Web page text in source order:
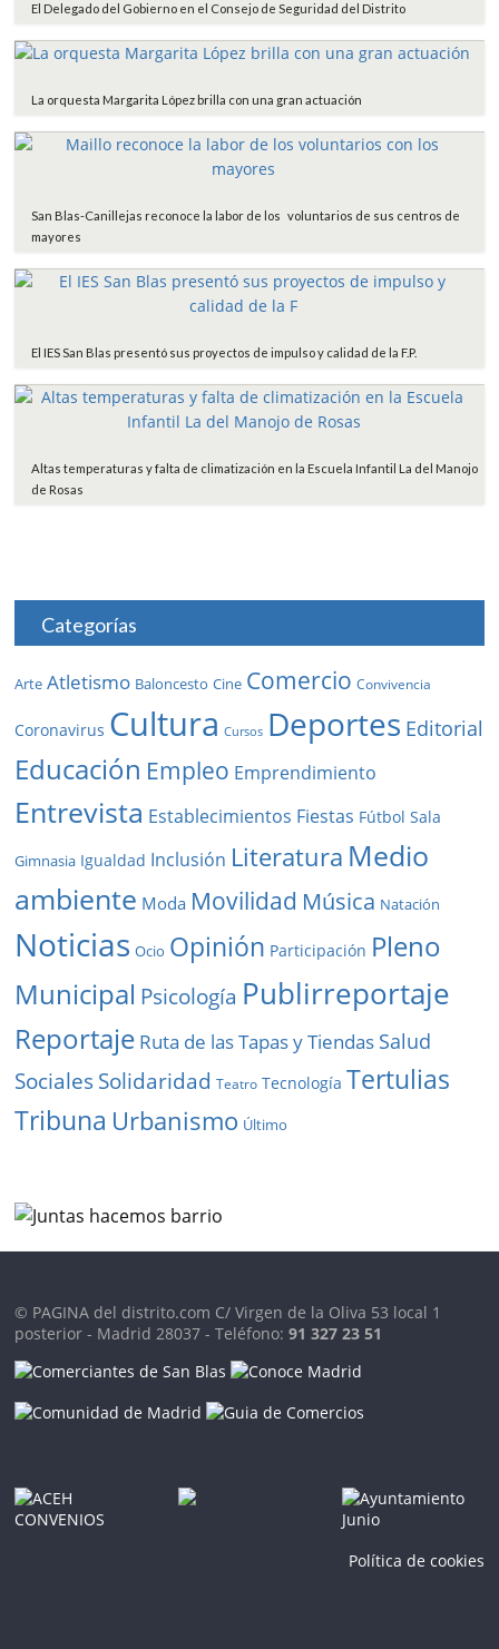
El Delegado del Gobierno en el Consejo de Seguridad del Distrito
La orquesta Margarita López brilla con una gran actuación
San Blas-Canillejas reconoce la labor de los voluntarios de sus centros de
mayores
El IES San Blas presentó sus proyectos de impulso y calidad de la F.P.
Altas temperaturas y falta de climatización en la Escuela Infantil La del Manojo
de Rosas
Categorías
Arte Atletismo Baloncesto Cine Comercio Convivencia
Coronavirus Cultura Cursos Deportes Editorial
Educación Empleo Emprendimiento
Entrevista Establecimientos Fiestas Fútbol Sala
Gimnasia Igualdad Inclusión Literatura Medio
ambiente Moda Movilidad Música Natación
Noticias Ocio Opinión Participación Pleno
Municipal Psicología Publirreportaje
Reportaje Ruta de las Tapas y Tiendas Salud
SocialesSolidaridad Teatro Tecnología Tertulias
Tribuna Urbanismo Último
© PAGINA del distrito.com C/ Virgen de la Oliva 53 local 1
posterior - Madrid 28037 - Teléfono:91 327 23 51
Política de cookies